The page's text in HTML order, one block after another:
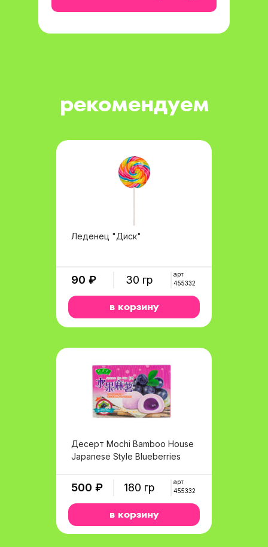
Леденец "Диск"
90 ₽ 30 гр
арт
455332
в корзину
Десерт Mochi Bamboo House
Japanese Style Blueberries
500 ₽ 180 гр
арт
455332
в корзину
рекомендуем